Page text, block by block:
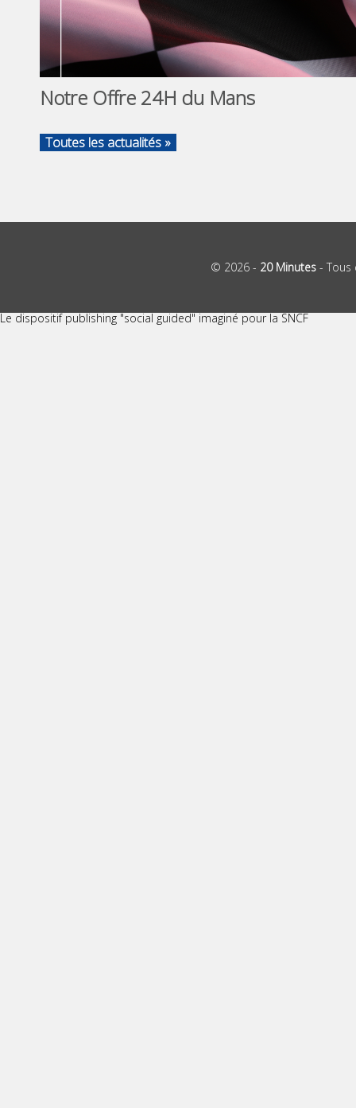
Notre Offre 24H du Mans
Toutes les actualités »
© 2026 - 20 Minutes -
Le dispositif publishing "social guided" imaginé pour la SNCF